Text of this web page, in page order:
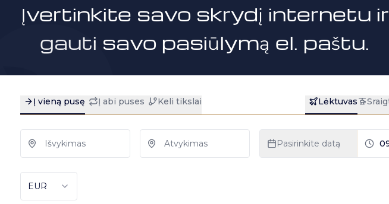
Įvertinkite savo skrydį internetu ir
gauti savo pasiūlymą el. paštu.